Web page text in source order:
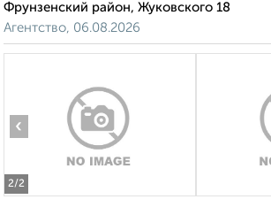
Фрунзенский район, Жуковского 18
Агентство, 06.08.2026
2/2
‹